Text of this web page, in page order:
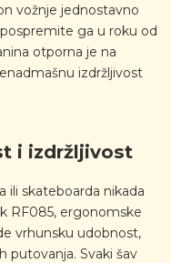
vožnje jednostavno
ga u roku od
otporna je na
izdržljivost
i izdržljivost
ili skateboarda nikada
RF085, ergonomske
vrhunsku udobnost,
putovanja. Svaki šav